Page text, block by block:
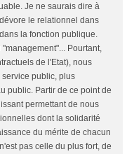
Je ne saurais dire à
le relationnel dans
la fonction publique.
Pourtant,
de l'Etat), nous
public, plus
public. Partir de ce point de
permettant de nous
dont la solidarité
du mérite de chacun
pas celle du plus fort, de